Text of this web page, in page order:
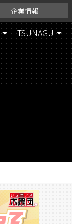
企業情報
TSUNAGU